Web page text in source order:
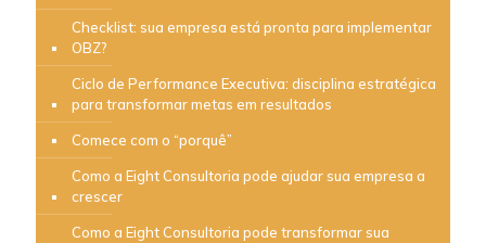
Checklist: sua empresa está pronta para implementar
OBZ?
Ciclo de Performance Executiva: disciplina estratégica
para transformar metas em resultados
Comece com o “porquê”
Como a Eight Consultoria pode ajudar sua empresa a
crescer
Como a Eight Consultoria pode transformar sua